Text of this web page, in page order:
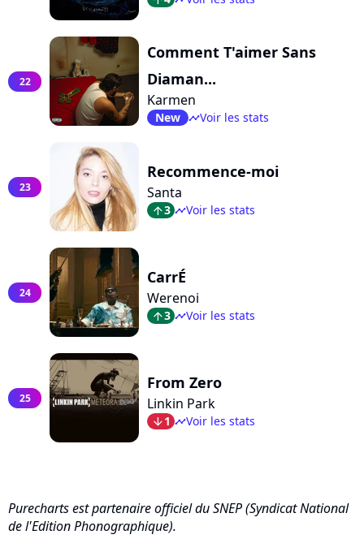
22
Comment T'aimer Sans
Diaman...
Karmen
New timelineVoir les stats
23
Recommence-moi
Santa
arrow_top3 timelineVoir les stats
24
CarrÉ
Werenoi
arrow_top3 timelineVoir les stats
25
From Zero
Linkin Park
arrow_bot1 timelineVoir les stats
Purecharts est partenaire officiel du SNEP (Syndicat National
de l'Edition Phonographique).